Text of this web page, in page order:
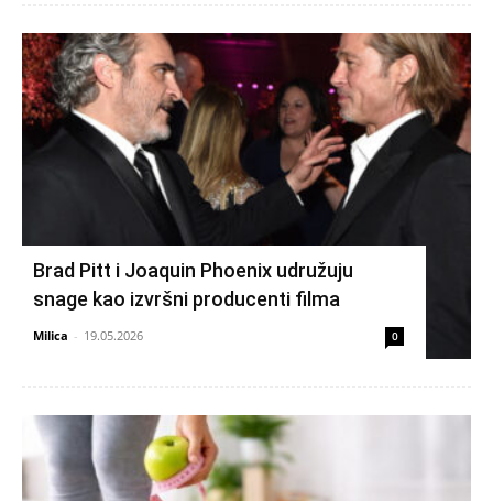
Brad Pitt i Joaquin Phoenix udružuju
snage kao izvršni producenti filma
Milica - 19.05.2026 0